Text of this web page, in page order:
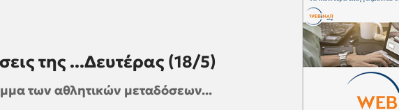
της ...Δευτέρας (18/5)
των αθλητικών μεταδόσεων...